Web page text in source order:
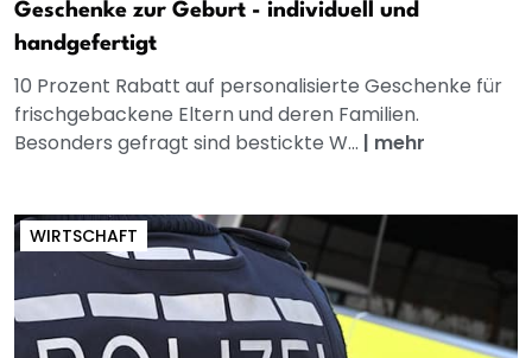
Geschenke zur Geburt - individuell und
handgefertigt
10 Prozent Rabatt auf personalisierte Geschenke für
frischgebackene Eltern und deren Familien.
Besonders gefragt sind bestickte W... | mehr
WIRTSCHAFT